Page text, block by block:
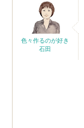
色々作るのが好き
石田